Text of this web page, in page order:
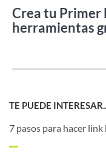
Crea tu Primer
herramientas
TE PUEDE
7 pasos para hacer